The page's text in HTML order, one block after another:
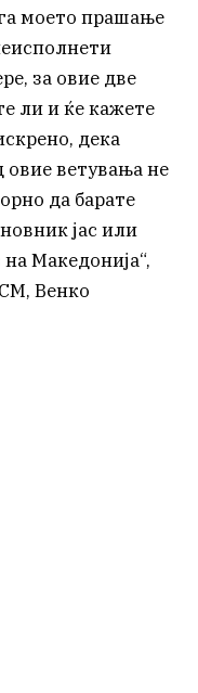
моето прашање
за овие две
ли и ќе кажете
дека
ветувања не
да барате
јас или
Македонија“,
Венко